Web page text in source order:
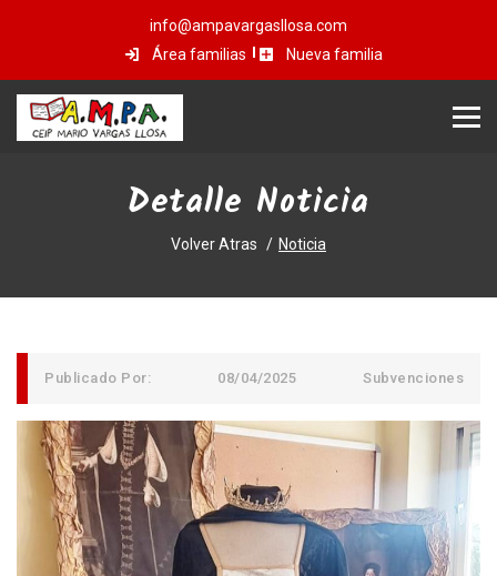
info@ampavargasllosa.com
Área familias
Nueva familia
Detalle Noticia
Volver Atras Noticia
Publicado Por: 08/04/2025 Subvenciones